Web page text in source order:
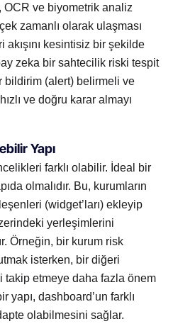
OCR ve biyometrik analiz
zamanlı olarak ulaşması
kesintisiz bir şekilde
zeka bir sahtecilik riski tespit
bildirim (alert) belirmeli ve
ve doğru karar almayı
Yapı
farklı olabilir. İdeal bir
olmalıdır. Bu, kurumların
(widget’ları) ekleyip
yerleşimlerini
Örneğin, bir kurum risk
isterken, bir diğeri
takip etmeye daha fazla önem
yapı, dashboard’un farklı
olabilmesini sağlar.